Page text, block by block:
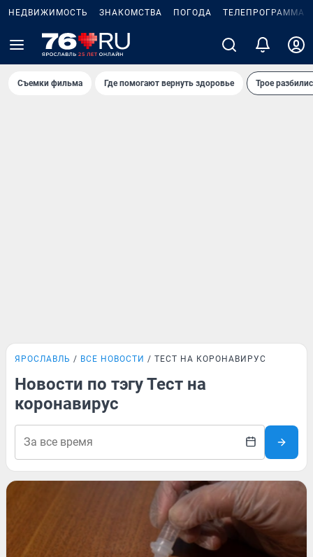
НЕДВИЖИМОСТЬ ЗНАКОМСТВА ПОГОДА ТЕЛЕПРОГРАММА
Съемки фильма Где помогают вернуть здоровье Трое
ЯРОСЛАВЛЬ ВСЕ НОВОСТИ ТЕСТ НА КОРОНАВИРУС
Новости по тэгу Тест на
коронавирус